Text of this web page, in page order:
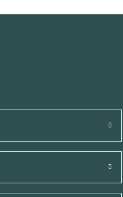
989,00 TL
YENI
Yakası Lastikli Viskon Bluz Vizon Bej